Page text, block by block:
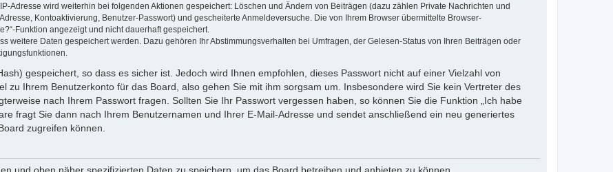
Adresse wird weiterhin bei folgenden Aktionen gespeichert: Löschen und Ändern von Beiträgen (dazu zählen Private Nachrichten und
Kontoaktivierung, Benutzer-Passwort) und gescheiterte Anmeldeversuche. Die von Ihrem Browser übermittelte Browser-
Funktion angezeigt und nicht dauerhaft gespeichert.
weitere Daten gespeichert werden. Dazu gehören Ihr Abstimmungsverhalten bei Umfragen, der Gelesen-Status von Ihren Beiträgen oder
gespeichert, so dass es sicher ist. Jedoch wird Ihnen empfohlen, dieses Passwort nicht auf einer Vielzahl von
zu Ihrem Benutzerkonto für das Board, also gehen Sie mit ihm sorgsam um. Insbesondere wird Sie kein Vertreter des
nach Ihrem Passwort fragen. Sollten Sie Ihr Passwort vergessen haben, so können Sie die Funktion „Ich habe
fragt Sie dann nach Ihrem Benutzernamen und Ihrer E-Mail-Adresse und sendet anschließend ein neu generiertes
zugreifen können.